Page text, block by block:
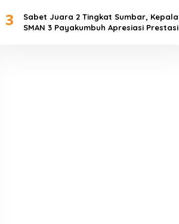
3
Sabet Juara 2 Tingkat Sumbar, Kepala
SMAN 3 Payakumbuh Apresiasi Prestasi